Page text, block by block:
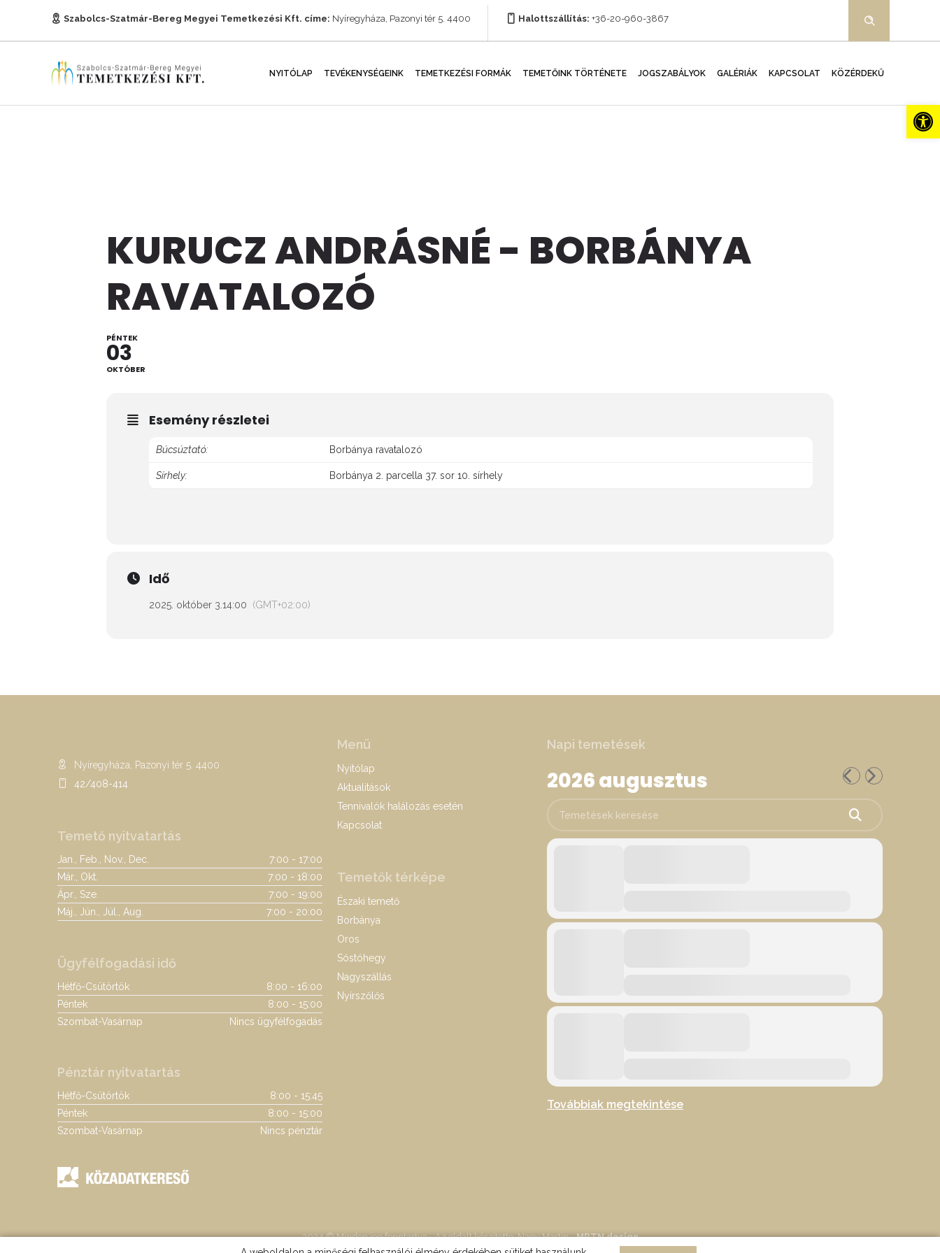
Szabolcs-Szatmár-Bereg Megyei Temetkezési Kft. címe: Nyíregyháza, Pazonyi tér 5. 4400 Halottszállítás: +36-20-960-3867
NYITÓLAP TEVÉKENYSÉGEINK TEMETKEZÉSI FORMÁK TEMETŐINK TÖRTÉNETE JOGSZABÁLYOK GALÉRIÁK KAPCSOLAT KÖZÉRDEKŰ
KURUCZ ANDRÁSNÉ - BORBÁNYA
RAVATALOZÓ
PÉNTEK
03
OKTÓBER
Esemény részletei
Búcsúztató: Borbánya ravatalozó
Sírhely: Borbánya 2. parcella 37. sor 10. sírhely
Idő
2025. október 3. 14:00 (GMT+02:00)
Nyíregyháza, Pazonyi tér 5. 4400
42/408-414
Temető nyitvatartás
Jan., Feb., Nov., Dec.
7:00 - 17:00
Már., Okt.
7:00 - 18:00
Ápr., Sze.
7:00 - 19:00
Máj., Jún., Júl., Aug.
7:00 - 20:00
Ügyfélfogadási idő
Hétfő-Csütörtök
8:00 - 16:00
Péntek
8:00 - 15:00
Szombat-Vasárnap
Nincs ügyfélfogadás
Pénztár nyitvatartás
Hétfő-Csütörtök
8:00 - 15:45
Péntek
8:00 - 15:00
Szombat-Vasárnap
Nincs pénztár
Menü
Nyitólap
Aktualitások
Tennivalók halálozás esetén
Kapcsolat
Temetők térképe
Északi temető
Borbánya
Oros
Sóstóhegy
Nagyszállás
Nyírszőlős
Napi temetések
2026 augusztus
Továbbiak megtekintése
2024 © Minden jog fenntartva - Az oldalt készítette: Nagy Martin -MRTN design